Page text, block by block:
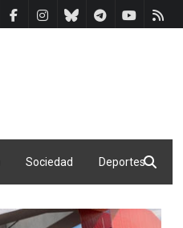
Sociedad Deportes